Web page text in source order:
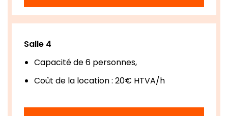
Salle 4
Capacité de 6 personnes,
Coût de la location : 20€ HTVA/h